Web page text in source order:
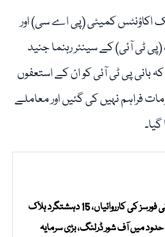
اکاؤنٹس کمیٹی (پی اے سی) اور
ٹی آئی) کے سینئر رہنما جنید
بانی پی ٹی آئی کو ان کے استعفوں
فراہم نہیں کی گئیں اور معاملے
15 دہشتگرد ہلاک
میں آف شور ڈرلنگ، بڑی سرمایہ